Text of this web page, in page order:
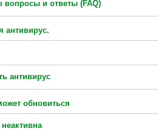
вопросы и ответы (FAQ)
антивирус.
антивирус
обновиться